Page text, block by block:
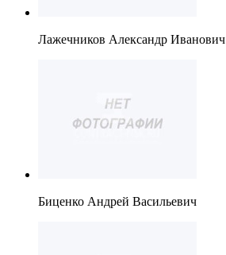
Лажечников Александр Иванович
Биценко Андрей Васильевич